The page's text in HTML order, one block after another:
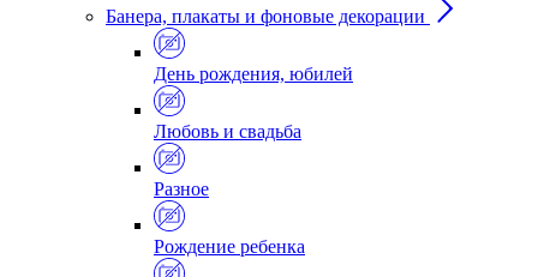
Банера, плакаты и фоновые декорации
День рождения, юбилей
Любовь и свадьба
Разное
Рождение ребенка